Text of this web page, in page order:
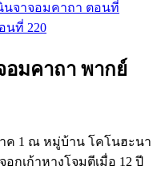
นจาจอมคาถา ตอนที่
นที่ 220
อมคาถา พากย์
ค 1 ณ หมู่บ้าน โคโนฮะนา
กเก้าหางโจมตีเมื่อ 12 ปี